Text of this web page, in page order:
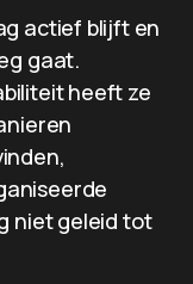
actief blijft en
gaat.
heeft ze
niet geleid tot